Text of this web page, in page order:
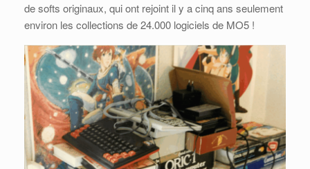
de softs originaux, qui ont rejoint il y a cinq ans seulement
environ les collections de 24.000 logiciels de MO5 !